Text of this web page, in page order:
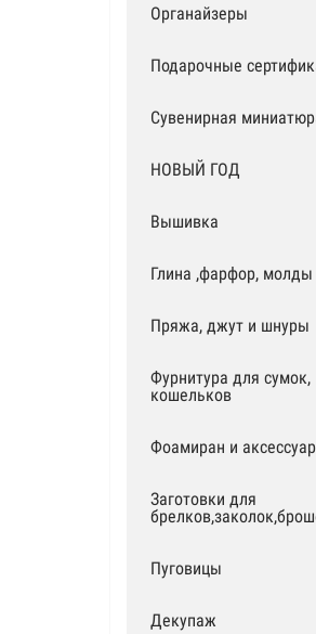
Органайзеры
Подарочные
Сувенирная
НОВЫЙ ГОД
Вышивка
Глина ,фарфор, молды
Пряжа, джут и шнуры
Фурнитура для сумок,
кошельков
Фоамиран и
Заготовки для
Пуговицы
Декупаж